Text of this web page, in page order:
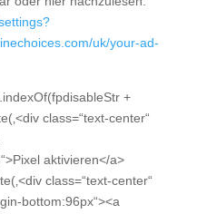
uk/your-ad-
+
class=“text-center“
aktivieren</a>
class=“text-center“
bottom:96px“><a